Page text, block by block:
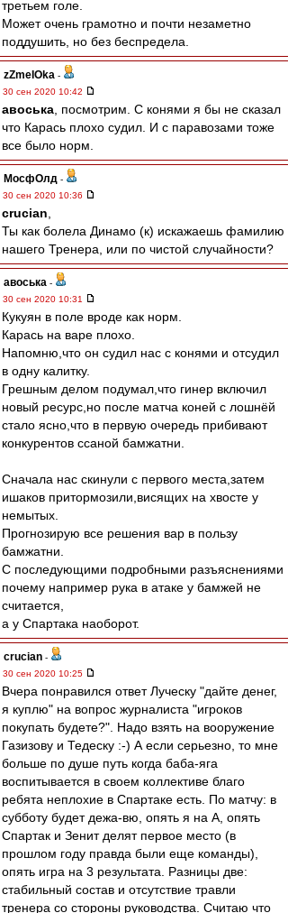
третьем голе.
Может очень грамотно и почти незаметно
поддушить, но без беспредела.
zZmeIOka -
30 сен 2020 10:42
авоська , посмотрим. С конями я бы не сказал
что Карась плохо судил. И с паравозами тоже
все было норм.
МосфОлд -
30 сен 2020 10:36
crucian
Ты как болела Динамо (к) искажаешь фамилию
нашего Тренера, или по чистой случайности?
авоська -
30 сен 2020 10:31
Кукуян в поле вроде как норм.
Карась на варе плохо.
Напомню,что он судил нас с конями и отсудил
в одну калитку.
Грешным делом подумал,что гинер включил
новый ресурс,но после матча коней с лошнёй
стало ясно,что в первую очередь прибивают
конкурентов ссаной бамжатни.
Сначала нас скинули с первого места,затем
ишаков притормозили,висящих на хвосте у
немытых.
Прогнозирую все решения вар в пользу
бамжатни.
С последующими подробными разъяснениями
почему например рука в атаке у бамжей не
считается,
а у Спартака наоборот.
crucian -
30 сен 2020 10:25
Вчера понравился ответ Луческу "дайте денег,
я куплю" на вопрос журналиста "игроков
покупать будете?". Надо взять на вооружение
Газизову и Тедеску :-) А если серьезно, то мне
больше по душе путь когда баба-яга
воспитывается в своем коллективе благо
ребята неплохие в Спартаке есть. По матчу: в
субботу будет дежа-вю, опять я на А, опять
Спартак и Зенит делят первое место (в
прошлом году правда были еще команды),
опять игра на 3 результата. Разницы две:
стабильный состав и отсутствие травли
тренера со стороны руководства. Считаю что